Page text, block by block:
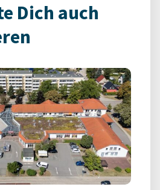
Dich auch